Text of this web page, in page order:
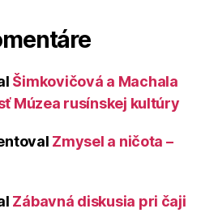
Šimkovičová a Machala
Múzea rusínskej kultúry
Zmysel a ničota –
Zábavná diskusia pri čaji